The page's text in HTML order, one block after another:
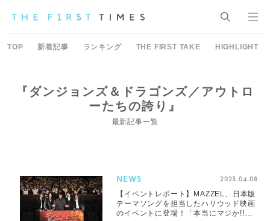
TOP 新着記事 ランキング THE FIRST TAKE HIGHLIGHT
『ダンジョンズ＆ドラゴンズ／アウトロ
ーたちの誇り』
最新記事一覧
NEWS 2023.04.08
【イベントレポート】MAZZEL、日本版
テーマソングを担当したハリウッド映画
のイベントに登場！「本当にマジか!!と